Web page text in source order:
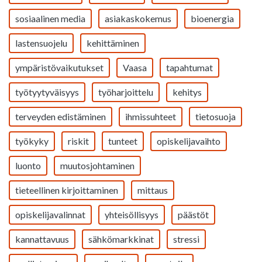
sosiaalinen media asiakaskokemus bioenergia
lastensuojelu kehittäminen
ympäristövaikutukset Vaasa tapahtumat
työtyytyväisyys työharjoittelu kehitys
terveyden edistäminen ihmissuhteet tietosuoja
työkyky riskit tunteet opiskelijavaihto
luonto muutosjohtaminen
tieteellinen kirjoittaminen mittaus
opiskelijavalinnat yhteisöllisyys päästöt
kannattavuus sähkömarkkinat stressi